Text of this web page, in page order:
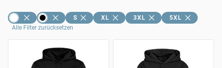
S XL 3XL
5XL
Alle Filter zurücksetzen